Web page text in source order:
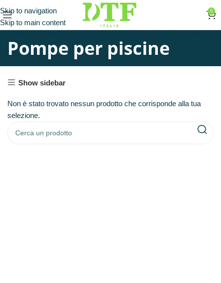
Skip to navigation
Skip to main content
0
Pompe per piscine
Show sidebar
Non è stato trovato nessun prodotto che corrisponde alla tua
selezione.